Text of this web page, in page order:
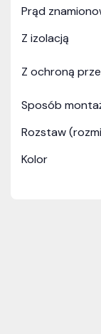
Prąd
Z izolacją
Z ochroną
Sposób
Rozstaw
Kolor